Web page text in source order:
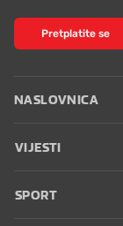
Pretplatite se
NASLOVNICA
VIJESTI
SPORT